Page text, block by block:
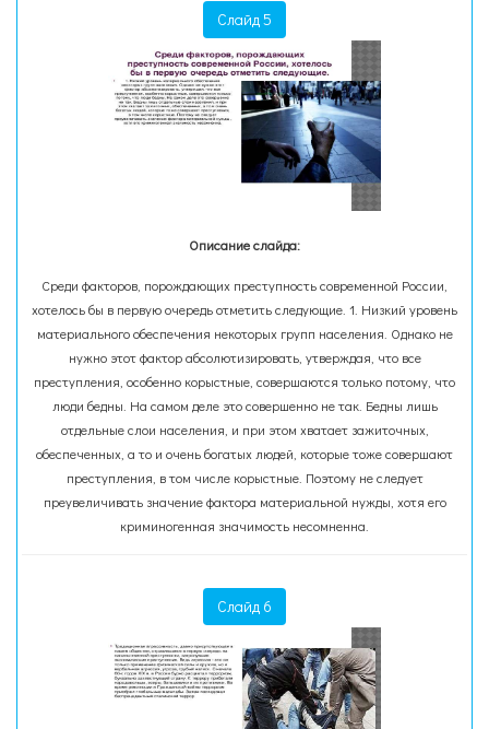
Слайд 5
Описание слайда:
Среди факторов, порождающих преступность современной России,
хотелось бы в первую очередь отметить следующие. 1. Низкий уровень
материального обеспечения некоторых групп населения. Однако не
нужно этот фактор абсолютизировать, утверждая, что все
преступления, особенно корыстные, совершаются только потому, что
люди бедны. На самом деле это совершенно не так. Бедны лишь
отдельные слои населения, и при этом хватает зажиточных,
обеспеченных, а то и очень богатых людей, которые тоже совершают
преступления, в том числе корыстные. Поэтому не следует
преувеличивать значение фактора материальной нужды, хотя его
криминогенная значимость несомненна.
Слайд 6